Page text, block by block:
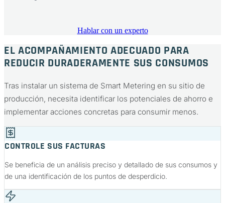
Hablar con un experto
EL ACOMPAÑAMIENTO ADECUADO PARA
REDUCIR DURADERAMENTE SUS CONSUMOS
Tras instalar un sistema de Smart Metering en su sitio de
producción, necesita identificar los potenciales de ahorro e
implementar acciones concretas para consumir menos.
CONTROLE SUS FACTURAS
Se beneficia de un análisis preciso y detallado de sus consumos y
de una identificación de los puntos de desperdicio.